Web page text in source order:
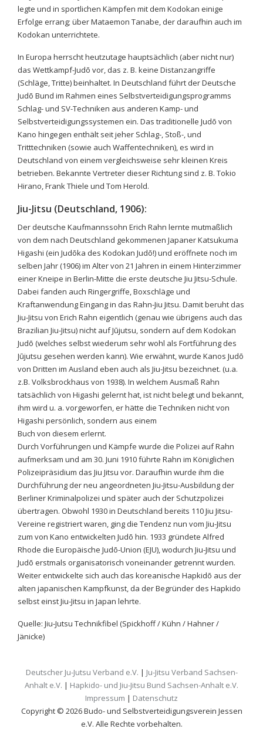
legte und in sportlichen Kämpfen mit dem Kodokan einige
Erfolge errang; über Mataemon Tanabe, der daraufhin auch im
Kodokan unterrichtete.
In Europa herrscht heutzutage hauptsächlich (aber nicht nur)
das Wettkampf-Judō vor, das z. B. keine Distanzangriffe
(Schläge, Tritte) beinhaltet. In Deutschland führt der Deutsche
Judō Bund im Rahmen eines Selbstverteidigungsprogramms
Schlag- und SV-Techniken aus anderen Kamp- und
Selbstverteidigungssystemen ein. Das traditionelle Judō von
Kano hingegen enthält seit jeher Schlag-, Stoß-, und
Tritttechniken (sowie auch Waffentechniken), es wird in
Deutschland von einem vergleichsweise sehr kleinen Kreis
betrieben. Bekannte Vertreter dieser Richtung sind z. B. Tokio
Hirano, Frank Thiele und Tom Herold.
Jiu-Jitsu (Deutschland, 1906):
Der deutsche Kaufmannssohn Erich Rahn lernte mutmaßlich
von dem nach Deutschland gekommenen Japaner Katsukuma
Higashi (ein Judōka des Kodokan Judō!) und eröffnete noch im
selben Jahr (1906) im Alter von 21 Jahren in einem Hinterzimmer
einer Kneipe in Berlin-Mitte die erste deutsche Jiu Jitsu-Schule.
Dabei fanden auch Ringergriffe, Boxschläge und
Kraftanwendung Eingang in das Rahn-Jiu Jitsu. Damit beruht das
Jiu-Jitsu von Erich Rahn eigentlich (genau wie übrigens auch das
Brazilian Jiu-Jitsu) nicht auf Jūjutsu, sondern auf dem Kodokan
Judō (welches selbst wiederum sehr wohl als Fortführung des
Jūjutsu gesehen werden kann). Wie erwähnt, wurde Kanos Judō
von Dritten im Ausland eben auch als Jiu-Jitsu bezeichnet. (u.a.
z.B. Volksbrockhaus von 1938). In welchem Ausmaß Rahn
tatsächlich von Higashi gelernt hat, ist nicht belegt und bekannt,
ihm wird u. a. vorgeworfen, er hätte die Techniken nicht von
Higashi persönlich, sondern aus einem
Buch von diesem erlernt.
Durch Vorführungen und Kämpfe wurde die Polizei auf Rahn
aufmerksam und am 30. Juni 1910 führte Rahn im Königlichen
Polizeipräsidium das Jiu Jitsu vor. Daraufhin wurde ihm die
Durchführung der neu angeordneten Jiu-Jitsu-Ausbildung der
Berliner Kriminalpolizei und später auch der Schutzpolizei
übertragen. Obwohl 1930 in Deutschland bereits 110 Jiu Jitsu-
Vereine registriert waren, ging die Tendenz nun vom Jiu-Jitsu
zum von Kano entwickelten Judō hin. 1933 gründete Alfred
Rhode die Europäische Judō-Union (EJU), wodurch Jiu-Jitsu und
Judō erstmals organisatorisch voneinander getrennt wurden.
Weiter entwickelte sich auch das koreanische Hapkidō aus der
alten japanischen Kampfkunst, da der Begründer des Hapkido
selbst einst Jiu-Jitsu in Japan lehrte.
Quelle: Jiu-Jutsu Technikfibel (Spickhoff / Kühn / Hahner /
Jänicke)
Deutscher Ju-Jutsu Verband e.V. | Ju-Jitsu Verband Sachsen-
Anhalt e.V. | Hapkido- und Jiu-Jitsu Bund Sachsen-Anhalt e.V.
Impressum | Datenschutz
Copyright © 2026 Budo- und Selbstverteidigungsverein Jessen
e.V. Alle Rechte vorbehalten.